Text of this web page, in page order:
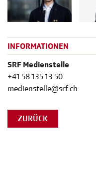
INFORMATIONEN
SRF Medienstelle
+41 58 135 13 50
medienstelle@srf.ch
ZURÜCK